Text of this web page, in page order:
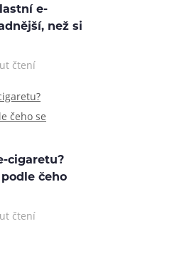
e-
než si
čtení
cigaretu?
čeho
čtení